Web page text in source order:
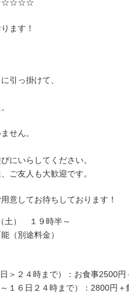
ます！
引っ掛けて、
せん。
にいらしてください。
ご友人も大歓迎です。
意してお待ちしております！
土） １９時半～
（別途料金）
＞２４時まで）：お食事2500円
１６日２４時まで）：2800円＋